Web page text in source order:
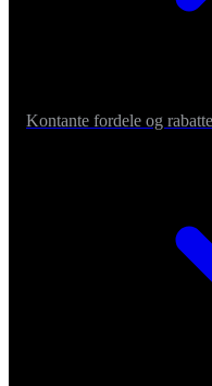
Kontante fordele og